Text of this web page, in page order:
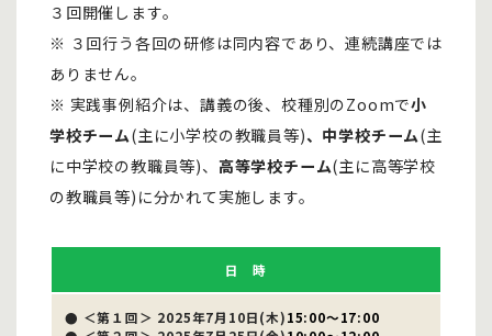
３回開催します。
※ ３回行う各回の研修は同内容であり、連続講座では
ありません。
※ 実践事例紹介は、講義の後、校種別のZoomで小
学校チーム(主に小学校の教職員等)、中学校チーム(主
に中学校の教職員等)、 高等学校チーム(主に高等学校
の教職員等)に分かれて実施します。
日 時
● ＜第１回＞ 2025年7月10日(木)15:00～17:00